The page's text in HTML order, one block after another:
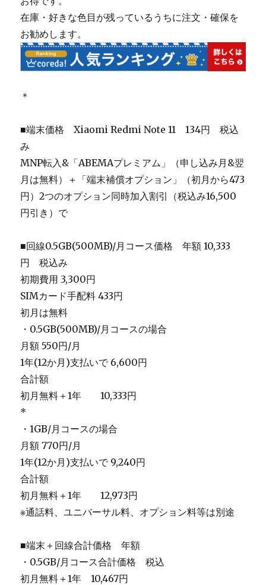
在庫・好きな色目が残っているうちに注文・確保を
お勧めします。
＊
■端末価格 Xiaomi Redmi Note 11 134円 税込
み
MNP転入&「ABEMAプレミアム」（申し込み月&翌
月は無料）＋「端末補償オプション」（初月から473
円）2つのオプション同時加入割引（税込み16,500
円引き）で
■回線0.5GB(500MB)/月コース価格 年額 10,333
円 税込み
初期費用 3,300円
SIMカード手配料 433円
初月は無料
・0.5GB(500MB)/月コースの場合
月額 550円/月
1年(12か月)支払いで 6,600円
合計額
初月無料＋1年 10,333円
*
・1GB/月コースの場合
月額 770円/月
1年(12か月)支払いで 9,240円
合計額
初月無料＋1年 12,973円
※通話料、ユニバーサル料、オプション料等は別途
■端末＋回線合計価格 年額
・0.5GB/月コース合計価格 税込
初月無料＋1年 10,467円